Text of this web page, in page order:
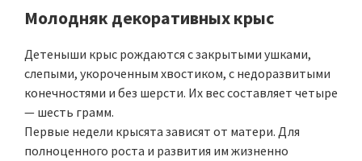
Молодняк декоративных крыс
Детеныши крыс рождаются с закрытыми ушками,
слепыми, укороченным хвостиком, с недоразвитыми
конечностями и без шерсти. Их вес составляет четыре
— шесть грамм.
Первые недели крысята зависят от матери. Для
полноценного роста и развития им жизненно